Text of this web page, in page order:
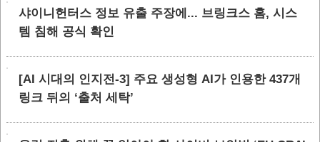
샤이니헌터스 정보 유출 주장에... 브링크스 홈, 시스
템 침해 공식 확인
[AI 시대의 인지전-3] 주요 생성형 AI가 인용한 437개
링크 뒤의 ‘출처 세탁’